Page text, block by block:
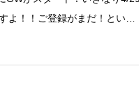
よ！！ご登録がまだ！とい…